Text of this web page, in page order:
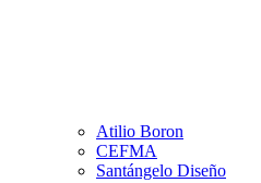
Atilio Boron
CEFMA
Santángelo Diseño